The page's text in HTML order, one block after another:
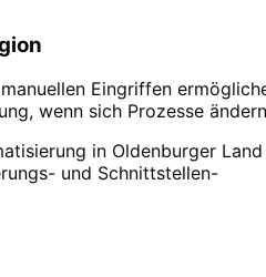
Eingriffen
wenn sich Prozesse
in Oldenburger Land
und Schnittstellen-